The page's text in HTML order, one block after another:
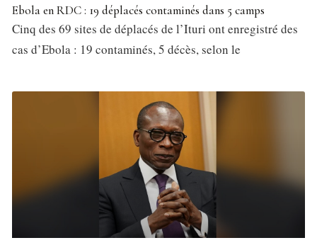
Ebola en RDC : 19 déplacés contaminés dans 5 camps
Cinq des 69 sites de déplacés de l’Ituri ont enregistré des
cas d’Ebola : 19 contaminés, 5 décès, selon le